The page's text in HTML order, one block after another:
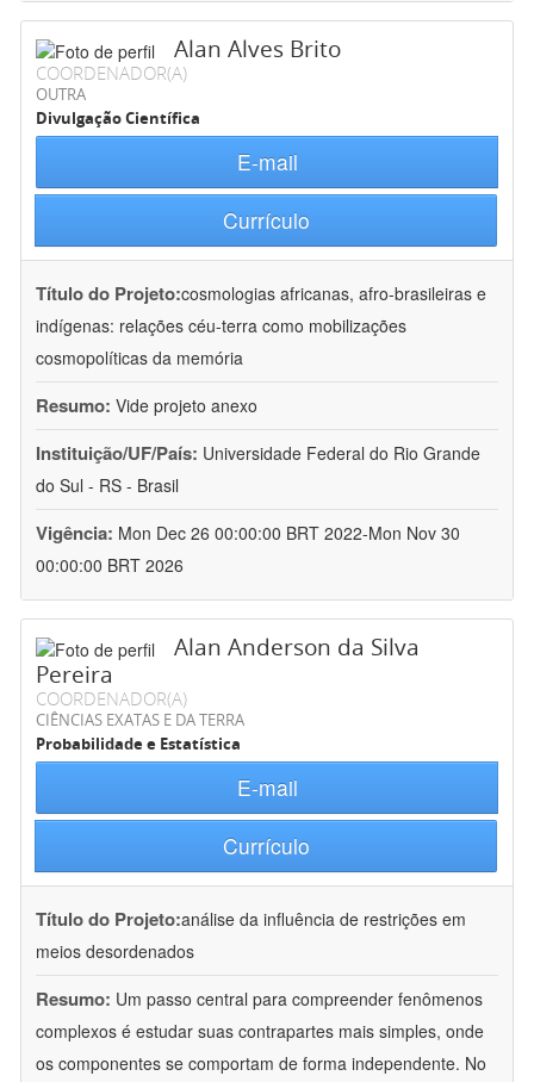
Alan Alves Brito
COORDENADOR(A)
OUTRA
Divulgação Científica
E-mail
Currículo
Título do Projeto:cosmologias africanas, afro-brasileiras e
indígenas: relações céu-terra como mobilizações
cosmopolíticas da memória
Resumo: Vide projeto anexo
Instituição/UF/País: Universidade Federal do Rio Grande
do Sul - RS - Brasil
Vigência: Mon Dec 26 00:00:00 BRT 2022-Mon Nov 30
00:00:00 BRT 2026
Alan Anderson da Silva
Pereira
COORDENADOR(A)
CIÊNCIAS EXATAS E DA TERRA
Probabilidade e Estatística
E-mail
Currículo
Título do Projeto:análise da influência de restrições em
meios desordenados
Resumo: Um passo central para compreender fenômenos
complexos é estudar suas contrapartes mais simples, onde
os componentes se comportam de forma independente. No